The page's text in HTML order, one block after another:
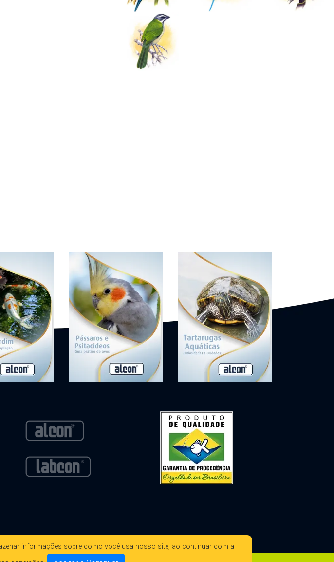
informações sobre como você usa nosso site, ao continuar com a